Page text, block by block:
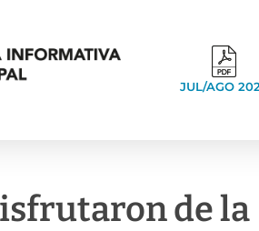
JUL/AGO
de la